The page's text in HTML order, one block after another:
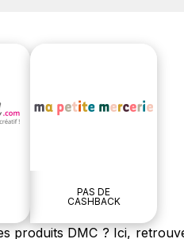
PAS DE
CASHBACK
produits DMC ? Ici,